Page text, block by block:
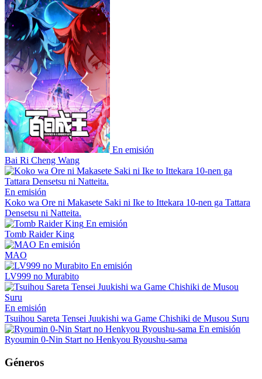
En emisión
Bai Ri Cheng Wang
En emisión
Koko wa Ore ni Makasete Saki ni Ike to Ittekara 10-nen ga Tattara
Densetsu ni Natteita.
En emisión
Tomb Raider King
En emisión
MAO
En emisión
LV999 no Murabito
En emisión
Tsuihou Sareta Tensei Juukishi wa Game Chishiki de Musou Suru
En emisión
Ryoumin 0-Nin Start no Henkyou Ryoushu-sama
Géneros